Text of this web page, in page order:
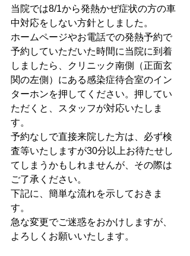
当院では8/1から発熱かぜ症状の方の車
中対応をしない方針としました。
ホームページやお電話での発熱予約で
予約していただいた時間に当院に到着
しましたら、クリニック南側（正面玄
関の左側）にある感染症待合室のイン
ターホンを押してください。押してい
ただくと、スタッフが対応いたしま
す。
予約なしで直接来院した方は、必ず検
査等いたしますが30分以上お待たせし
てしまうかもしれませんが、その際は
ご了承ください。
下記に、簡単な流れを示しておきま
す。
急な変更でご迷惑をおかけしますが、
よろしくお願いいたします。